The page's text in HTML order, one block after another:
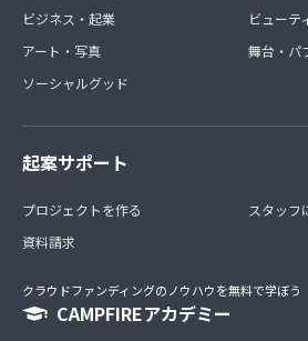
ビジネス・起業
アート・写真
ソーシャルグッド
ビューテ
舞台・パ
起案サポート
プロジェクトを作る
資料請求
スタッフ
クラウドファンディングのノウハウを無料で学ぼう
CAMPFIREアカデミー